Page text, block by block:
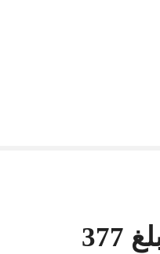
تبرعات مذهلة تبلغ 377